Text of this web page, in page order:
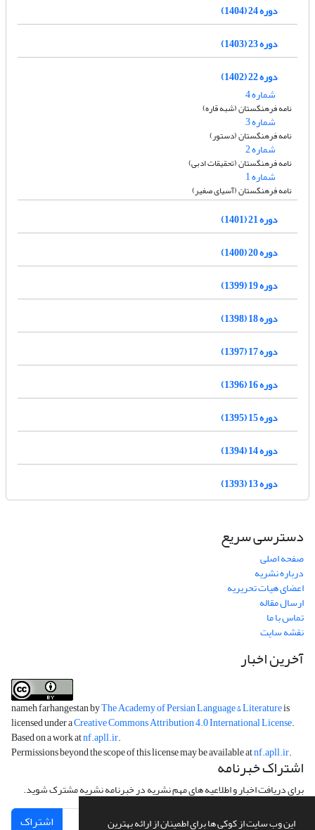
این وب سایت از کوکی ها برای اطمینان از ارائه بهترین
دوره 24 (1404)
دوره 23 (1403)
دوره 22 (1402)
شماره 4
نامه فرهنگستان (شبه قاره)
شماره 3
نامه فرهنگستان (دستور)
شماره 2
نامه فرهنگستان (تحقیقات ادبی)
شماره 1
نامه فرهنگستان (آسیای صغیر)
دوره 21 (1401)
دوره 20 (1400)
دوره 19 (1399)
دوره 18 (1398)
دوره 17 (1397)
دوره 16 (1396)
دوره 15 (1395)
دوره 14 (1394)
دوره 13 (1393)
دسترسی سریع
صفحه اصلی
درباره نشریه
اعضای هیات تحریریه
ارسال مقاله
تماس با ما
نقشه سایت
آخرین اخبار
nameh farhangestan byThe Academy of Persian Language & Literatureis
licensed under aCreative Commons Attribution 4.0 International License.
Based on a work atnf.apll.ir.
Permissions beyond the scope of this license may be available atnf.apll.ir.
اشتراک خبرنامه
برای دریافت اخبار و اطلاعیه های مهم نشریه در خبرنامه نشریه مشترک شوید.
اشتراک